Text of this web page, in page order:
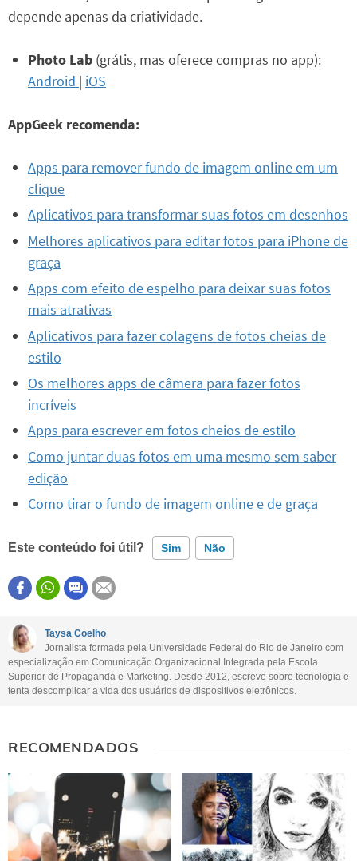
depende apenas da criatividade.
Photo Lab (grátis, mas oferece compras no app):
Android | iOS
AppGeek recomenda:
Apps para remover fundo de imagem online em um
clique
Aplicativos para transformar suas fotos em desenhos
Melhores aplicativos para editar fotos para iPhone de
graça
Apps com efeito de espelho para deixar suas fotos
mais atrativas
Aplicativos para fazer colagens de fotos cheias de
estilo
Os melhores apps de câmera para fazer fotos
incríveis
Apps para escrever em fotos cheios de estilo
Como juntar duas fotos em uma mesmo sem saber
edição
Como tirar o fundo de imagem online e de graça
Este conteúdo foi útil? Sim Não
Este conteúdo contém informação incorreta
Este conteúdo não tem a informação que procuro
Outro
Taysa Coelho
Jornalista formada pela Universidade Federal do Rio de Janeiro com
especialização em Comunicação Organizacional Integrada pela Escola
Superior de Propaganda e Marketing. Desde 2012, escreve sobre tecnologia e
tenta descomplicar a vida dos usuários de dispositivos eletrônicos.
RECOMENDADOS